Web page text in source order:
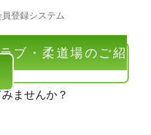
登録システム
ブ・柔道場のご紹
ませんか？